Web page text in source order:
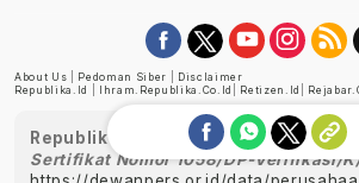
About Us Pedoman Siber
Disclaimer
Republika.id
Ihram.republika.co.id Retizen.id
Republika telah diverifikasi oleh
Sertifikat Nomor 1058/DP-Verifikasi/